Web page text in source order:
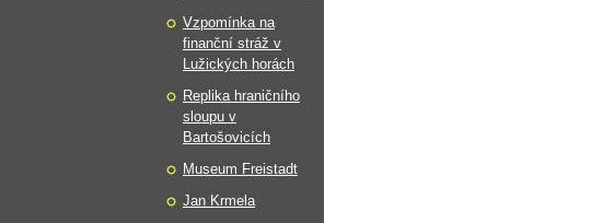
Vzpomínka na
finanční stráž v
Lužických horách
Replika hraničního
sloupu v
Bartošovicích
Museum Freistadt
Jan Krmela